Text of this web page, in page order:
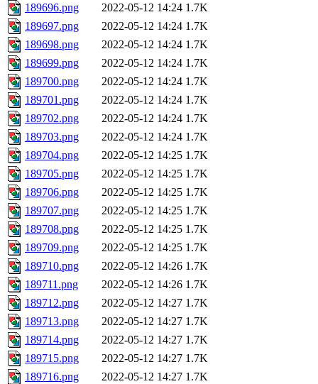
189696.png
2022-05-12 14:24 1.7K
189697.png
2022-05-12 14:24 1.7K
189698.png
2022-05-12 14:24 1.7K
189699.png
2022-05-12 14:24 1.7K
189700.png
2022-05-12 14:24 1.7K
189701.png
2022-05-12 14:24 1.7K
189702.png
2022-05-12 14:24 1.7K
189703.png
2022-05-12 14:24 1.7K
189704.png
2022-05-12 14:25 1.7K
189705.png
2022-05-12 14:25 1.7K
189706.png
2022-05-12 14:25 1.7K
189707.png
2022-05-12 14:25 1.7K
189708.png
2022-05-12 14:25 1.7K
189709.png
2022-05-12 14:25 1.7K
189710.png
2022-05-12 14:26 1.7K
189711.png
2022-05-12 14:26 1.7K
189712.png
2022-05-12 14:27 1.7K
189713.png
2022-05-12 14:27 1.7K
189714.png
2022-05-12 14:27 1.7K
189715.png
2022-05-12 14:27 1.7K
189716.png
2022-05-12 14:27 1.7K